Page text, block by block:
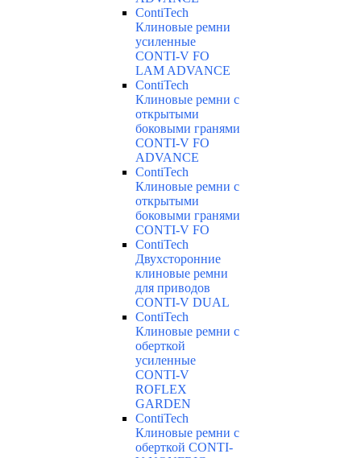
ContiTech
Клиновые ремни
усиленные
CONTI-V FO
LAM ADVANCE
ContiTech
Клиновые ремни с
открытыми
боковыми гранями
CONTI-V FO
ADVANCE
ContiTech
Клиновые ремни с
открытыми
боковыми гранями
CONTI-V FO
ContiTech
Двухсторонние
клиновые ремни
для приводов
CONTI-V DUAL
ContiTech
Клиновые ремни с
оберткой
усиленные
CONTI-V
ROFLEX
GARDEN
ContiTech
Клиновые ремни с
оберткой CONTI-